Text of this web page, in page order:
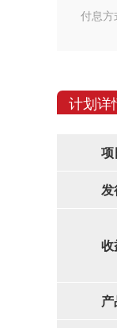
付息方
计划详
项
发
收